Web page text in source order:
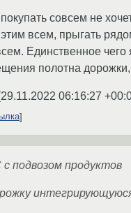
совсем не
этим всем, прыгать
Единственное
полотна
29.11.2022 06:16:27
подвозом продуктов